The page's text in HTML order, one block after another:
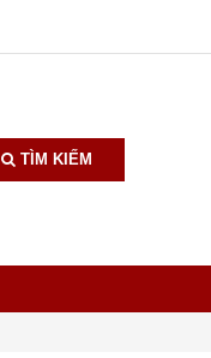
TÌM KIẾM